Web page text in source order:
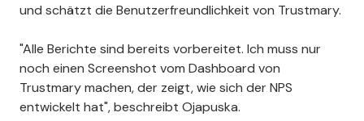
und schätzt die Benutzerfreundlichkeit von Trustmary.
"Alle Berichte sind bereits vorbereitet. Ich muss nur
noch einen Screenshot vom Dashboard von
Trustmary machen, der zeigt, wie sich der NPS
entwickelt hat", beschreibt Ojapuska.